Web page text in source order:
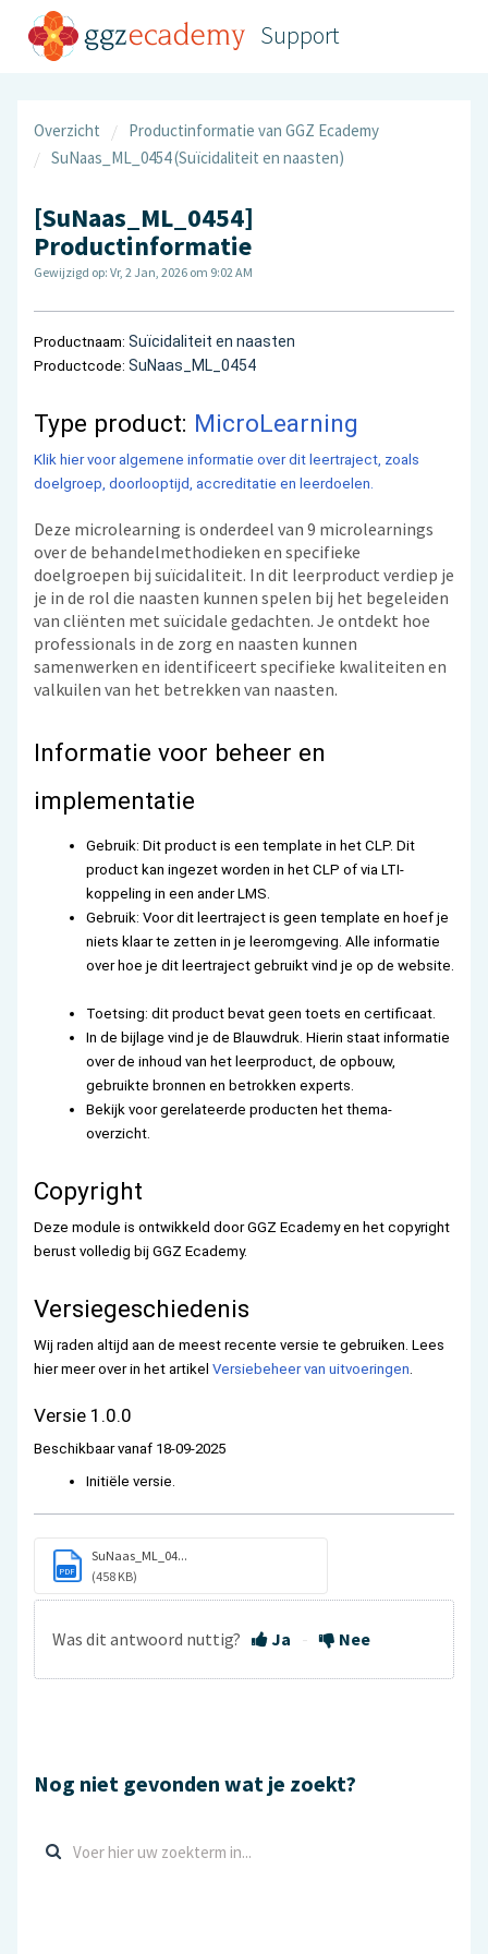
Support
Overzicht
Productinformatie van GGZ Ecademy
SuNaas_ML_0454 (Suïcidaliteit en naasten)
[SuNaas_ML_0454]
Productinformatie
Gewijzigd op: Vr, 2 Jan, 2026 om 9:02 AM
Productnaam: Suïcidaliteit en naasten
Productcode: SuNaas_ML_0454
Type product: MicroLearning
Klik hier voor algemene informatie over dit leertraject, zoals
doelgroep, doorlooptijd, accreditatie en leerdoelen.
Deze microlearning is onderdeel van 9 microlearnings
over de behandelmethodieken en specifieke
doelgroepen bij suïcidaliteit. In dit leerproduct verdiep je
je in de rol die naasten kunnen spelen bij het begeleiden
van cliënten met suïcidale gedachten. Je ontdekt hoe
professionals in de zorg en naasten kunnen
samenwerken en identificeert specifieke kwaliteiten en
valkuilen van het betrekken van naasten.
Informatie voor beheer en
implementatie
Gebruik: Dit product is een template in het CLP. Dit
product kan ingezet worden in het CLP of via LTI-
koppeling in een ander LMS.
Gebruik: Voor dit leertraject is geen template en hoef je
niets klaar te zetten in je leeromgeving. Alle informatie
over hoe je dit leertraject gebruikt vind je op de website.
Toetsing: dit product bevat geen toets en certificaat.
In de bijlage vind je de Blauwdruk. Hierin staat informatie
over de inhoud van het leerproduct, de opbouw,
gebruikte bronnen en betrokken experts.
Bekijk voor gerelateerde producten het thema-
overzicht.
Copyright
Deze module is ontwikkeld door GGZ Ecademy en het copyright
berust volledig bij GGZ Ecademy.
Versiegeschiedenis
Wij raden altijd aan de meest recente versie te gebruiken. Lees
hier meer over in het artikel Versiebeheer van uitvoeringen.
Versie 1.0.0
Beschikbaar vanaf 18-09-2025
Initiële versie.
PDF
SuNaas_ML_04...
(458 KB)
Was dit antwoord nuttig? Ja Nee
Nog niet gevonden wat je zoekt?